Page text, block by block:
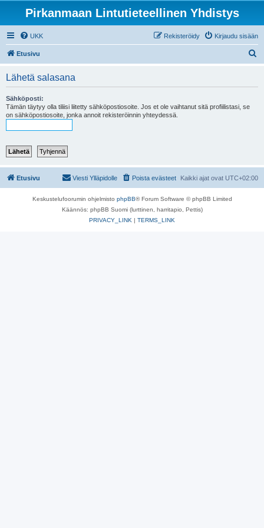
Pirkanmaan Lintutieteellinen Yhdistys
UKK Kirjaudu sisään
Rekisteröidy
Etusivu
Lähetä salasana
Sähköposti:
Tämän täytyy olla tiliisi liitetty sähköpostiosoite. Jos et ole vaihtanut sitä profiilistasi, se
on sähköpostiosoite, jonka annoit rekisteröinnin yhteydessä.
Etusivu Kaikki ajat ovat UTC+02:00
Poista evästeet
Viesti Ylläpidolle
Keskustelufoorumin ohjelmisto phpBB® Forum Software © phpBB Limited
Käännös: phpBB Suomi (lurttinen, harritapio, Pettis)
PRIVACY_LINK | TERMS_LINK